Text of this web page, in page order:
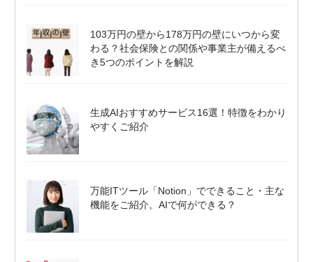
103万円の壁から178万円の壁にいつから変
わる？社会保険との関係や事業主が備えるべ
き5つのポイントを解説
生成AIおすすめサービス16選！特徴をわかり
やすくご紹介
万能ITツール「Notion」でできること・主な
機能をご紹介。AIで何ができる？